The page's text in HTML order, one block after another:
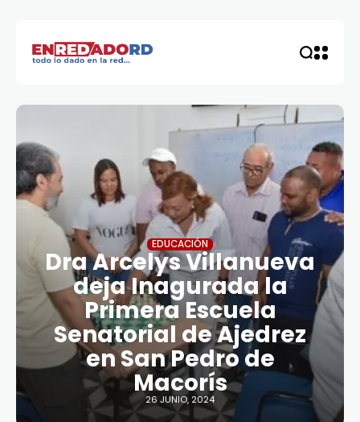
EDUCACIÓN
Dra Arcelys Villanueva
deja Inagurada la
Primera Escuela
Senatorial de Ajedrez
en San Pedro de
Macorís
26 JUNIO, 2024